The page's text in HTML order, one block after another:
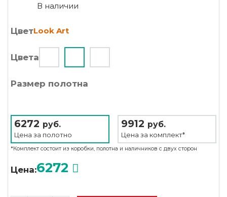
В наличии
ЦветLook Art
Цвета
Размер полотна
6272 руб.
Цена за полотно
9912 руб.
Цена за комплект*
*Комплект состоит из коробки, полотна и наличников с двух сторон
Цена:6272